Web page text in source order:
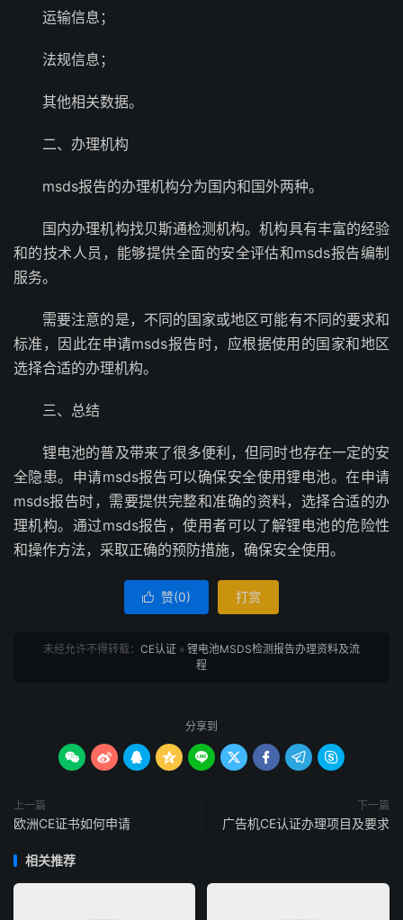
运输信息；
法规信息；
其他相关数据。
二、办理机构
msds报告的办理机构分为国内和国外两种。
国内办理机构找贝斯通检测机构。机构具有丰富的经验
和的技术人员，能够提供全面的安全评估和msds报告编制
服务。
需要注意的是，不同的国家或地区可能有不同的要求和
标准，因此在申请msds报告时，应根据使用的国家和地区
选择合适的办理机构。
三、总结
锂电池的普及带来了很多便利，但同时也存在一定的安
全隐患。申请msds报告可以确保安全使用锂电池。在申请
msds报告时，需要提供完整和准确的资料，选择合适的办
理机构。通过msds报告，使用者可以了解锂电池的危险性
和操作方法，采取正确的预防措施，确保安全使用。
 赞(0) 打赏
未经允许不得转载： CE认证 » 锂电池MSDS检测报告办理资料及流
程
分享到
        
上一篇
欧洲CE证书如何申请
下一篇
广告机CE认证办理项目及要求
相关推荐